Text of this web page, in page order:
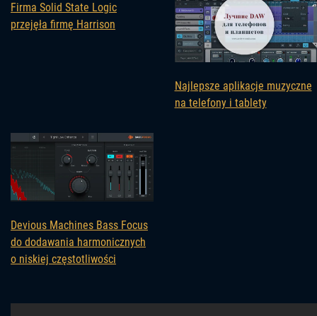
Firma Solid State Logic
przejęła firmę Harrison
Najlepsze aplikacje muzyczne
na telefony i tablety
Devious Machines Bass Focus
do dodawania harmonicznych
o niskiej częstotliwości